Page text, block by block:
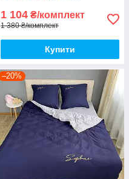
1 104 ₴/комплект
1 380 ₴/комплект
Купити
–20%